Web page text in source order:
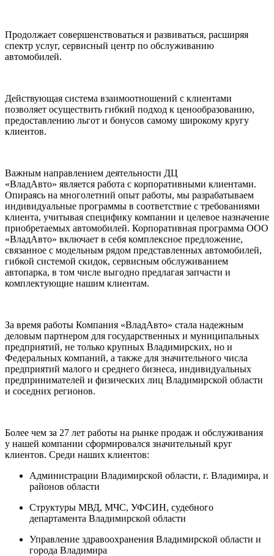
Продолжает совершенствоваться и развиваться, расширяя
спектр услуг, сервисный центр по обслуживанию
автомобилей.
Действующая система взаимоотношений с клиентами
позволяет осуществить гибкий подход к ценообразованию,
предоставлению льгот и бонусов самому широкому кругу
клиентов.
Важным направлением деятельности ДЦ
«ВладАвто» является работа с корпоративными клиентами.
Опираясь на многолетний опыт работы, мы разрабатываем
индивидуальные программы в соответствие с требованиями
клиента, учитывая специфику компании и целевое назначение
приобретаемых автомобилей. Корпоративная программа ООО
«ВладАвто» включает в себя комплексное предложение,
связанное с модельным рядом представленных автомобилей,
гибкой системой скидок, сервисным обслуживанием
автопарка, в том числе выгодно предлагая запчасти и
комплектующие нашим клиентам.
За время работы Компания «ВладАвто» стала надежным
деловым партнером для государственных и муниципальных
предприятий, не только крупных Владимирских, но и
Федеральных компаний, а также для значительного числа
предприятий малого и среднего бизнеса, индивидуальных
предпринимателей и физических лиц Владимирской области
и соседних регионов.
Более чем за 27 лет работы на рынке продаж и обслуживания
у нашей компании сформировался значительный круг
клиентов. Среди наших клиентов:
Администрации Владимирской области, г. Владимира, и
районов области
Структуры МВД, МЧС, УФСИН, судебного
департамента Владимирской области
Управление здравоохранения Владимирской области и
города Владимира